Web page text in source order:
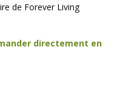
de Forever Living
directement en